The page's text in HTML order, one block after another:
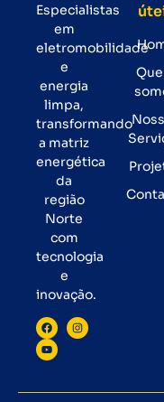
Especialistas
em
eletromobilidade
e
energia
limpa,
transformando
a matriz
energética
da
região
Norte
com
tecnologia
e
inovação.